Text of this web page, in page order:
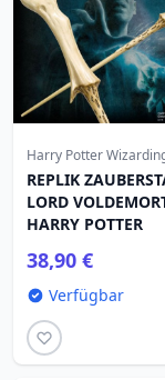
Harry Potter
REPLIK
LORD
HARRY POTTER
38,90 €
Verfügbar